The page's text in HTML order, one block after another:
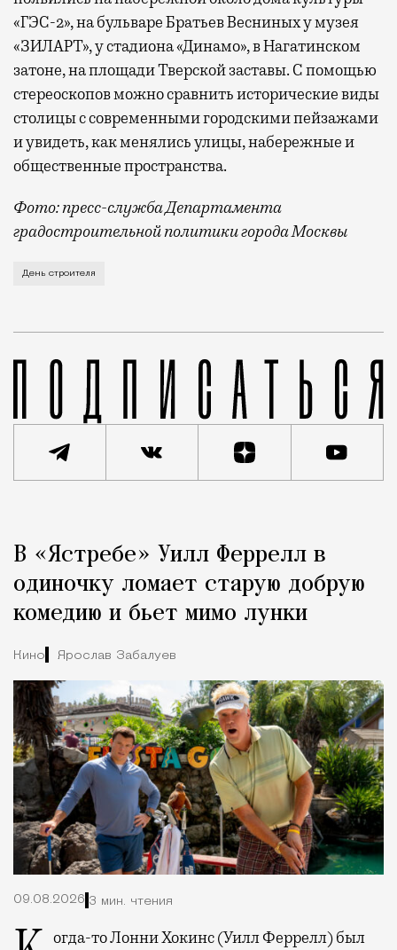
«ГЭС-2», на бульваре Братьев Весниных у музея
«ЗИЛАРТ», у стадиона «Динамо», в Нагатинском
затоне, на площади Тверской заставы. С помощью
стереоскопов можно сравнить исторические виды
столицы с современными городскими пейзажами
и увидеть, как менялись улицы, набережные и
общественные пространства.
Фото: пресс-служба Департамента
градостроительной политики города Москвы
В этом году профессиональный праздник День
День строителя
Город
В «Ястребе» Уилл Феррелл в
одиночку ломает старую добрую
комедию и бьет мимо лунки
Кино Ярослав Забалуев
09.08.2026 3 мин. чтения